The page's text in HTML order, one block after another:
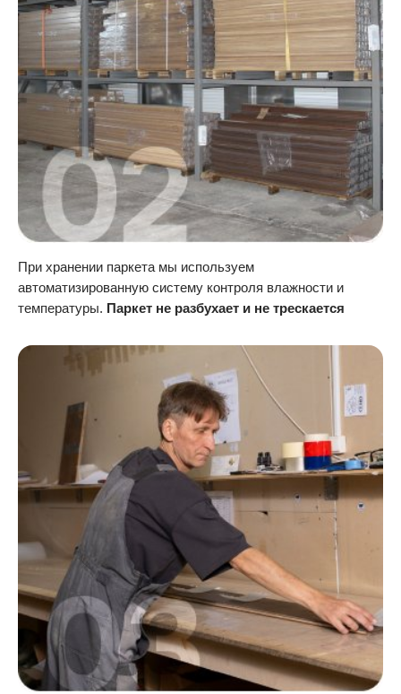
При хранении паркета мы используем
автоматизированную систему контроля влажности и
температуры. Паркет не разбухает и не трескается